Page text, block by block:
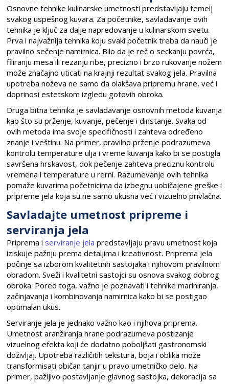
Osnovne tehnike kulinarske umetnosti predstavljaju temelj
svakog uspešnog kuvara. Za početnike, savladavanje ovih
tehnika je ključ za dalje napredovanje u kulinarskom svetu.
Prva i najvažnija tehnika koju svaki početnik treba da nauči je
pravilno sečenje namirnica. Bilo da je reč o seckanju povrća,
filiranju mesa ili rezanju ribe, precizno i brzo rukovanje nožem
može značajno uticati na krajnji rezultat svakog jela. Pravilna
upotreba noževa ne samo da olakšava pripremu hrane, već i
doprinosi estetskom izgledu gotovih obroka.
Druga bitna tehnika je savladavanje osnovnih metoda kuvanja
kao što su prženje, kuvanje, pečenje i dinstanje. Svaka od
ovih metoda ima svoje specifičnosti i zahteva određeno
znanje i veštinu. Na primer, pravilno prženje podrazumeva
kontrolu temperature ulja i vreme kuvanja kako bi se postigla
savršena hrskavost, dok pečenje zahteva preciznu kontrolu
vremena i temperature u rerni. Razumevanje ovih tehnika
pomaže kuvarima početnicima da izbegnu uobičajene greške i
pripreme jela koja su ne samo ukusna već i vizuelno privlačna.
Savladajte umetnost pripreme i
serviranja jela
Priprema iserviranje jela predstavljaju pravu umetnost koja
iziskuje pažnju prema detaljima i kreativnost. Priprema jela
počinje sa izborom kvalitetnih sastojaka i njihovom pravilnom
obradom. Sveži i kvalitetni sastojci su osnova svakog dobrog
obroka. Pored toga, važno je poznavati i tehnike mariniranja,
začinjavanja i kombinovanja namirnica kako bi se postigao
optimalan ukus.
Serviranje jela je jednako važno kao i njihova priprema.
Umetnost aranžiranja hrane podrazumeva postizanje
vizuelnog efekta koji će dodatno poboljšati gastronomski
doživljaj. Upotreba različitih tekstura, boja i oblika može
transformisati običan tanjir u pravo umetničko delo. Na
primer, pažljivo postavljanje glavnog sastojka, dekoracija sa